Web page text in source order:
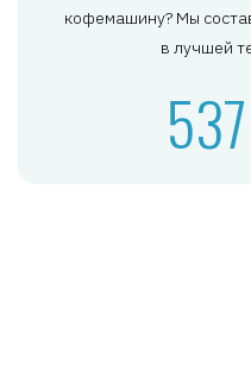
кофемашину? Мы
в лучшей
537